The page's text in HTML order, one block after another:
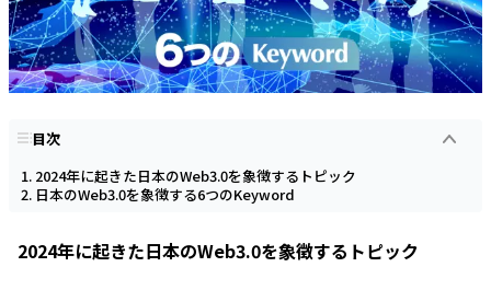
目次
2024年に起きた日本のWeb3.0を象徴するトピック
日本のWeb3.0を象徴する6つのKeyword
2024年に起きた日本のWeb3.0を象徴するトピック